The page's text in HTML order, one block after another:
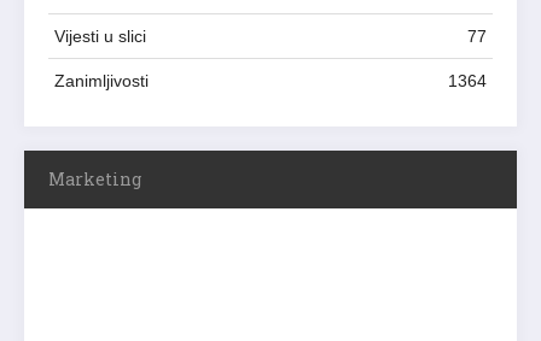
Vijesti u slici 77
Zanimljivosti 1364
Marketing